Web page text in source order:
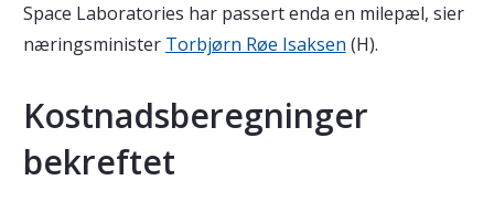
Space Laboratories har passert enda en milepæl, sier
næringsminister Torbjørn Røe Isaksen (H).
Kostnadsberegninger
bekreftet